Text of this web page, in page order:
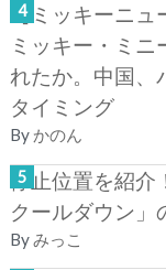
【ミッキーニ
ミッキー・ミニ
れたか。中国、
タイミング
By かのん
停止位置を紹
クールダウン」
Byみっこ